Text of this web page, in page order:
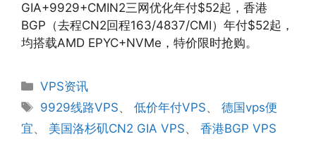
GIA+9929+CMIN2三网优化年付$52起，香港
BGP（去程CN2回程163/4837/CMI）年付$52起，
均搭载AMD EPYC+NVMe，特价限时抢购。
分
类
VPS资讯
标
签
9929线路VPS、低价年付VPS、德国vps便
宜、 美国洛杉矶CN2 GIA VPS、 香港BGP VPS